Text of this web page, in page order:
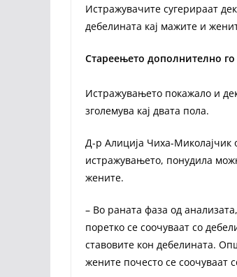
Истражувачите сугерираат
дебелината кај мажите и
Стареењето дополнително
Истражувањето покажало и
зголемува кај двата пола.
Д-р Алиција Чиха-Миколајчик
истражувањето, понудила
жените.
– Во раната фаза од
поретко се соочуваат со
ставовите кон дебелината.
жените почесто се соочуваат